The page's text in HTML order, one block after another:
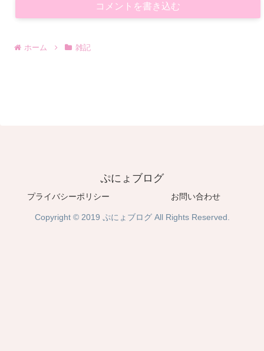
コメントを書き込む
ホーム 雑記
ぷにょブログ
プライバシーポリシー お問い合わせ
Copyright © 2019 ぷにょブログ All Rights Reserved.